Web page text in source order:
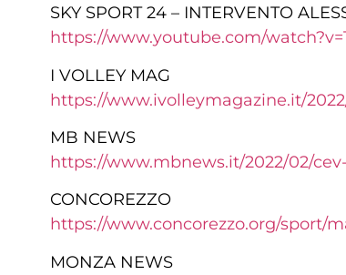
SKY SPORT 24 – INTERVENTO
https://www.youtube.com/
I VOLLEY MAG
https://www.ivolleymagazine.it/
MB NEWS
https://www.mbnews.it/2022/02/
CONCOREZZO
https://www.concorezzo.org/sport/
MONZA NEWS